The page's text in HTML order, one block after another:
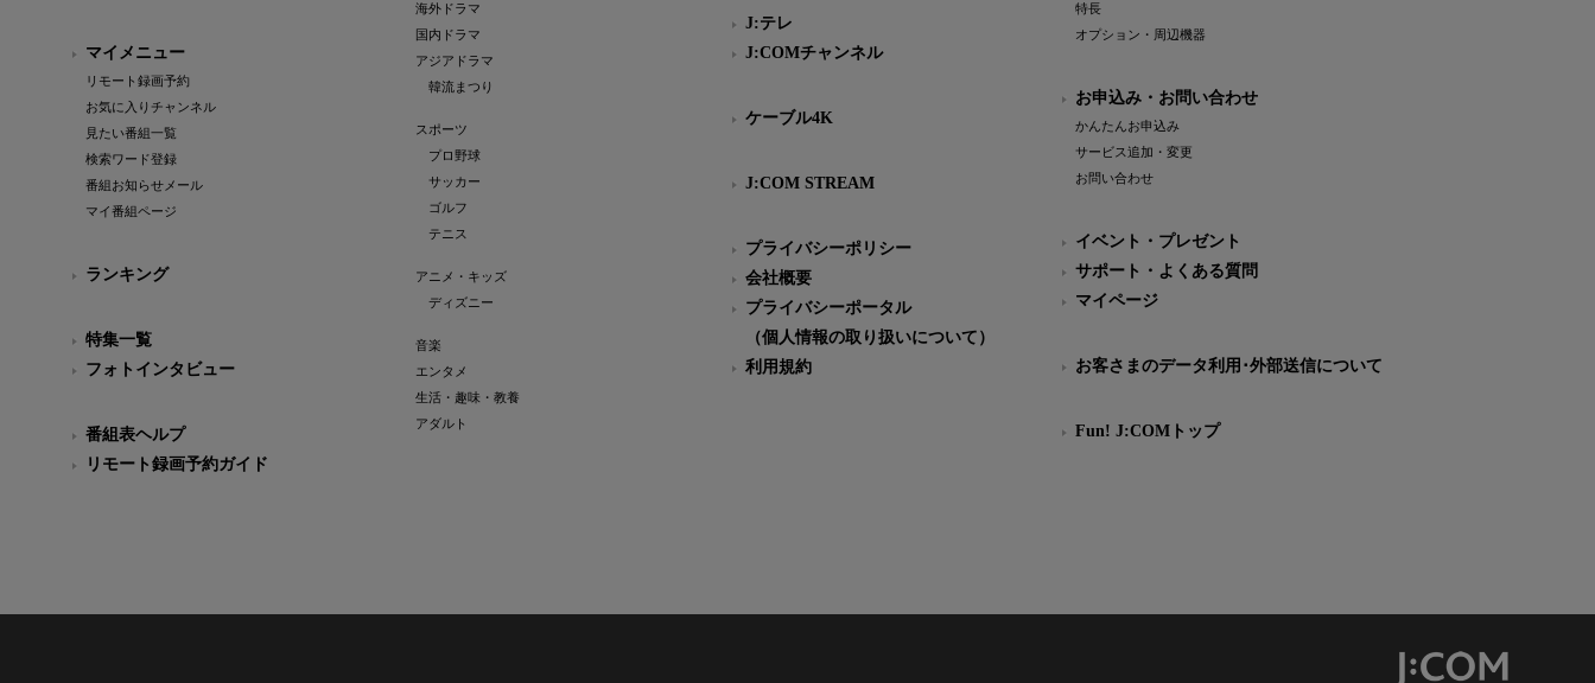
マイメニュー
リモート録画予約
お気に入りチャンネル
見たい番組一覧
検索ワード登録
番組お知らせメール
マイ番組ページ
ランキング
特集一覧
フォトインタビュー
番組表ヘルプ
リモート録画予約ガイド
海外ドラマ
国内ドラマ
アジアドラマ
韓流まつり
スポーツ
プロ野球
サッカー
ゴルフ
テニス
アニメ・キッズ
ディズニー
音楽
エンタメ
生活・趣味・教養
アダルト
J:テレ
J:COMチャンネル
ケーブル4K
J:COM STREAM
プライバシーポリシー
会社概要
プライバシーポータル
（個人情報の取り扱いについて）
利用規約
特長
オプション・周辺機器
お申込み・お問い合わせ
かんたんお申込み
サービス追加・変更
お問い合わせ
イベント・プレゼント
サポート・よくある質問
マイページ
お客さまのデータ利用･外部送信について
Fun! J:COMトップ